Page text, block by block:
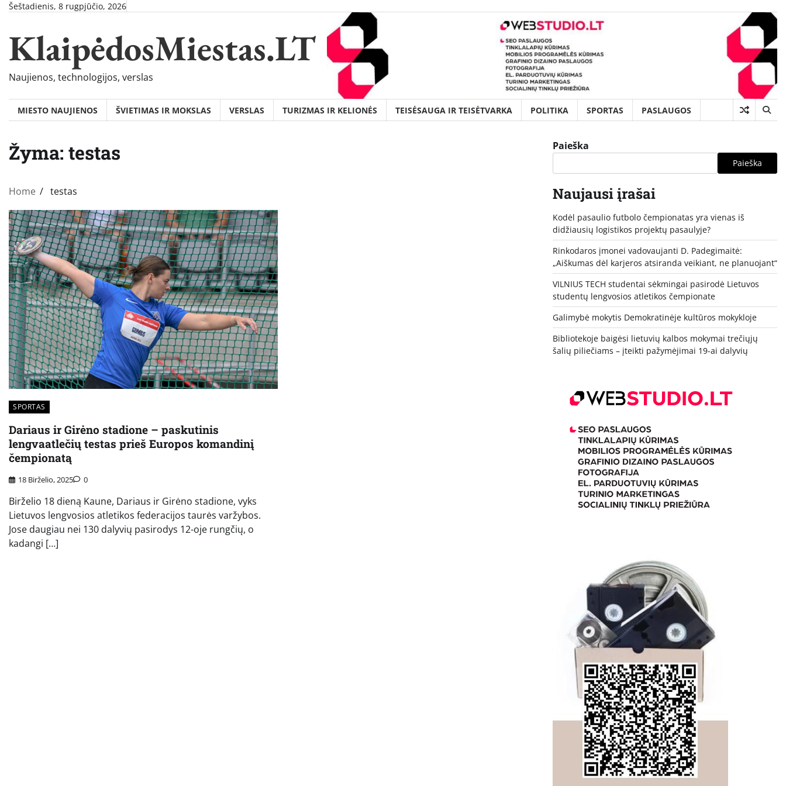
Skip
content
Šeštadienis, 8 rugpjūčio, 2026
KlaipėdosMiestas.LT
Naujienos, technologijos, verslas
MIESTO NAUJIENOS ŠVIETIMAS IR MOKSLAS VERSLAS TURIZMAS IR KELIONĖS TEISĖSAUGA IR TEISĖTVARKA POLITIKA SPORTAS PASLAUGOS
Žyma: testas
Home testas
SPORTAS
Dariaus ir Girėno stadione – paskutinis
lengvaatlečių testas prieš Europos komandinį
čempionatą
18 Birželio, 2025 0
Birželio 18 dieną Kaune, Dariaus ir Girėno stadione, vyks
Lietuvos lengvosios atletikos federacijos taurės varžybos.
Jose daugiau nei 130 dalyvių pasirodys 12-oje rungčių, o
kadangi […]
Paieška
Paieška
Naujausi įrašai
Kodėl pasaulio futbolo čempionatas yra vienas iš
didžiausių logistikos projektų pasaulyje?
Rinkodaros įmonei vadovaujanti D. Padegimaitė:
„Aiškumas dėl karjeros atsiranda veikiant, ne planuojant“
VILNIUS TECH studentai sėkmingai pasirodė Lietuvos
studentų lengvosios atletikos čempionate
Galimybė mokytis Demokratinėje kultūros mokykloje
Bibliotekoje baigėsi lietuvių kalbos mokymai trečiųjų
šalių piliečiams – įteikti pažymėjimai 19-ai dalyvių